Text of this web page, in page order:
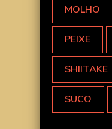
MOLHO
PEIXE
SHIITAKE
SUCO